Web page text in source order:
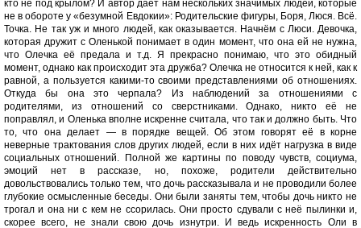
кто не под крылом? И автор даёт нам нескольких значимых людей, которые
не в обороте у «безумной Евдокии»: Родительские фигуры, Боря, Люся. Всё.
Точка. Не так уж и много людей, как оказывается. Начнём с Люси. Девочка,
которая дружит с Оленькой понимает в один момент, что она ей не нужна,
что Олечка её предала и т.д. Я прекрасно понимаю, что это обидный
момент, однако как происходит эта дружба? Олечка не относится к ней, как к
равной, а пользуется какими-то своими представлениями об отношениях.
Откуда бы она это черпала? Из наблюдений за отношениями с
родителями, из отношений со сверстниками. Однако, никто её не
поправлял, и Оленька вполне искренне считала, что так и должно быть. Что
то, что она делает — в порядке вещей. Об этом говорят её в корне
неверные трактования слов других людей, если в них идёт нагрузка в виде
социальных отношений. Полной же картины по поводу чувств, социума,
эмоций нет в рассказе, но, похоже, родители действительно
довольствовались только тем, что дочь рассказывала и не проводили более
глубокие осмысленные беседы. Они были заняты тем, чтобы дочь никто не
трогал и она ни с кем не ссорилась. Они просто сдували с неё пылинки и,
скорее всего, не знали свою дочь изнутри. И ведь искренность Оли в